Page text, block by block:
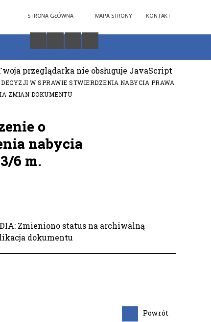
STRONA GŁÓWNA MAPA STRONY KONTAKT
przeglądarka nie obsługuje JavaScript
W SPRAWIE STWIERDZENIA NABYCIA PRAWA
ZMIAN DOKUMENTU
o
nabycia
6 m.
Zmieniono status na archiwalną
dokumentu
Powrót